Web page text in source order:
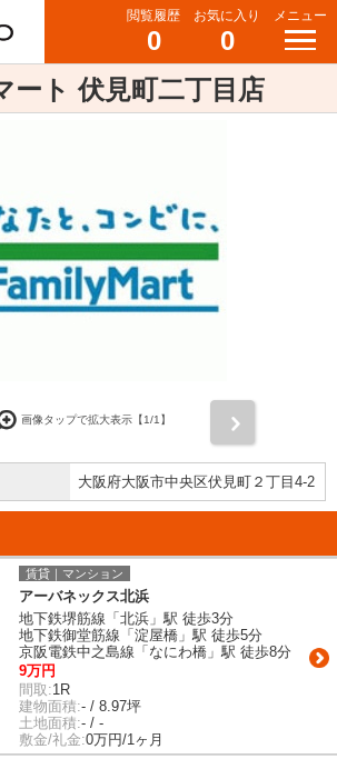
閲覧履歴
0
お気に入り
0
メニュー
ート 伏見町二丁目店
画像タップで拡大表示【1/1】
大阪府大阪市中央区伏見町２丁目4-2
賃貸｜マンション
アーバネックス北浜
地下鉄堺筋線「北浜」駅 徒歩3分
地下鉄御堂筋線「淀屋橋」駅 徒歩5分
京阪電鉄中之島線「なにわ橋」駅 徒歩8分
9万円
間取:1R
建物面積:- / 8.97坪
土地面積:- / -
敷金/礼金:0万円/1ヶ月